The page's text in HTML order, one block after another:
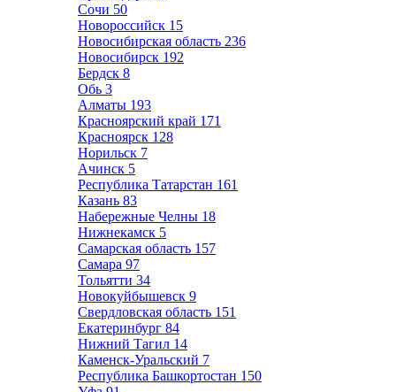
Сочи 50
Новороссийск 15
Новосибирская область 236
Новосибирск 192
Бердск 8
Обь 3
Алматы 193
Красноярский край 171
Красноярск 128
Норильск 7
Ачинск 5
Республика Татарстан 161
Казань 83
Набережные Челны 18
Нижнекамск 5
Самарская область 157
Самара 97
Тольятти 34
Новокуйбышевск 9
Свердловская область 151
Екатеринбург 84
Нижний Тагил 14
Каменск-Уральский 7
Республика Башкортостан 150